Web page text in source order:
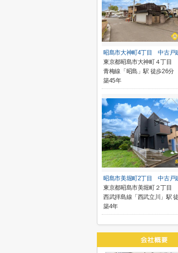
昭島市大神町4丁目 中古戸
東京都昭島市大神町４丁目
青梅線「昭島」駅 徒歩26分
築45年
昭島市美堀町2丁目 中古戸
東京都昭島市美堀町２丁目
西武拝島線「西武立川」駅
築4年